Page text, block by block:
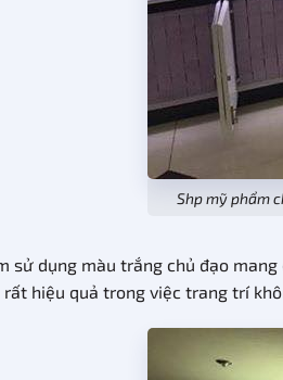
Shp mỹ phẩm
sử dụng màu trắng chủ đạo
rất hiệu quả trong việc trang trí